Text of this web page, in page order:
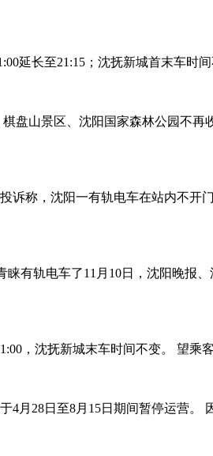
延长至21:15；沈抚新城首末车时
盘山景区、沈阳国家森林公园不再
诉称，沈阳一有轨电车在站内不开
有轨电车了11月10日，沈阳晚报
，沈抚新城末车时间不变。 望乘
4月28日至8月15日期间暂停运营。